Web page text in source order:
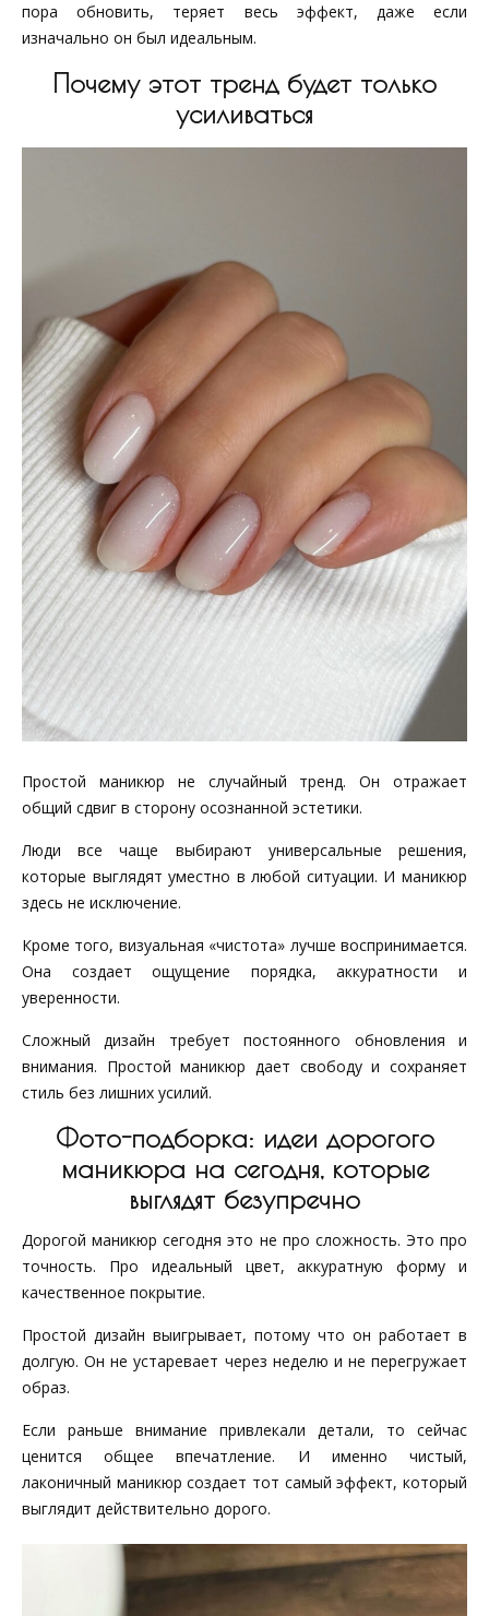
пора обновить, теряет весь эффект, даже если
изначально он был идеальным.
Почему этот тренд будет только
усиливаться
Простой маникюр не случайный тренд. Он отражает
общий сдвиг в сторону осознанной эстетики.
Люди все чаще выбирают универсальные решения,
которые выглядят уместно в любой ситуации. И маникюр
здесь не исключение.
Кроме того, визуальная «чистота» лучше воспринимается.
Она создает ощущение порядка, аккуратности и
уверенности.
Сложный дизайн требует постоянного обновления и
внимания. Простой маникюр дает свободу и сохраняет
стиль без лишних усилий.
Фото-подборка: идеи дорогого
маникюра на сегодня, которые
выглядят безупречно
Дорогой маникюр сегодня это не про сложность. Это про
точность. Про идеальный цвет, аккуратную форму и
качественное покрытие.
Простой дизайн выигрывает, потому что он работает в
долгую. Он не устаревает через неделю и не перегружает
образ.
Если раньше внимание привлекали детали, то сейчас
ценится общее впечатление. И именно чистый,
лаконичный маникюр создает тот самый эффект, который
выглядит действительно дорого.